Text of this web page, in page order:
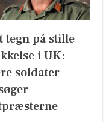
tegn på stille
i UK:
soldater